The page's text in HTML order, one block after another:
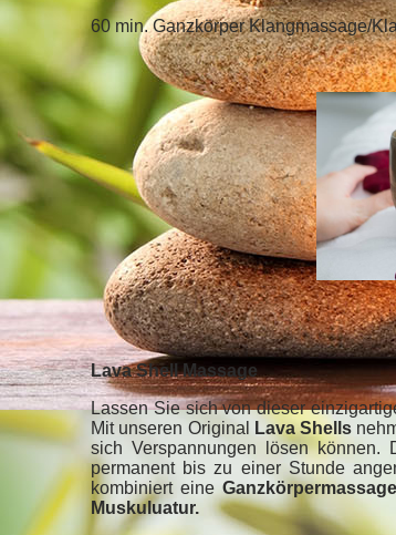
60 min. Ganzkörper Klangmassage/
Lava Shell Massage
Lassen Sie sich von dieser
Mit unseren Original
Lava Shells
sich Verspannungen lösen
permanent bis zu einer Stunde
kombiniert eine Ganzkörpermassage
Muskuluatur.